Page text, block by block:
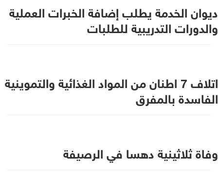
ديوان الخدمة يطلب إضافة الخبرات العملية
والدورات التدريبية للطلبات
اتلاف 7 اطنان من المواد الغذائية والتموينية
الفاسدة بالمفرق
وفاة ثلاثينية دهسا في الرصيفة